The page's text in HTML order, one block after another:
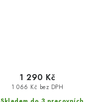
1 066 Kč bez DPH
1 290 Kč